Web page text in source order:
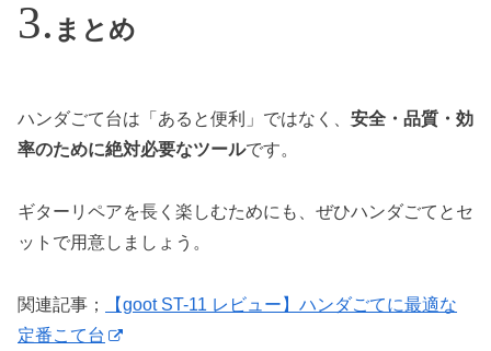
まとめ
ハンダごて台は「あると便利」ではなく、 安全・品質・効
率のために絶対必要なツールです。
ギターリペアを長く楽しむためにも、ぜひハンダごてとセ
ットで用意しましょう。
関連記事；
【goot ST-11 レビュー】ハンダごてに最適な
定番こて台